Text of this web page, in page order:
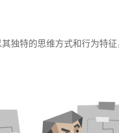
独特的思维方式和行为特